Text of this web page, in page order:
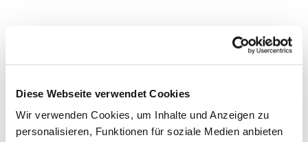
Diese Webseite verwendet Cookies
Wir verwenden Cookies, um Inhalte und Anzeigen zu
personalisieren, Funktionen für soziale Medien anbieten